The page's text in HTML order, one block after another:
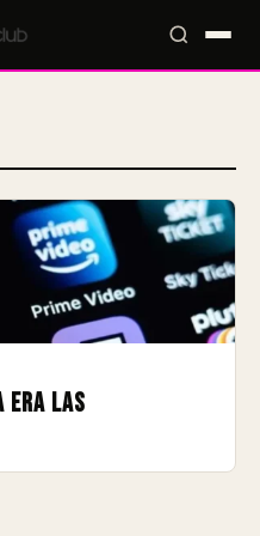
📍 Locales📰 Magazine
era las